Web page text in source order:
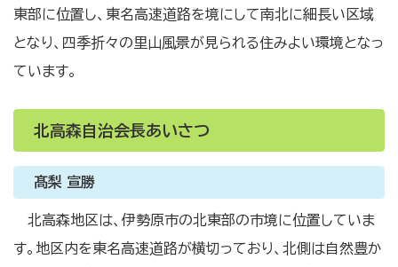
東部に位置し、東名高速道路を境にして南北に細長い区域
となり、四季折々の里山風景が見られる住みよい環境となっ
ています。
北高森自治会長あいさつ
髙梨 宣勝
北高森地区は、伊勢原市の北東部の市境に位置していま
す。地区内を東名高速道路が横切っており、北側は自然豊か